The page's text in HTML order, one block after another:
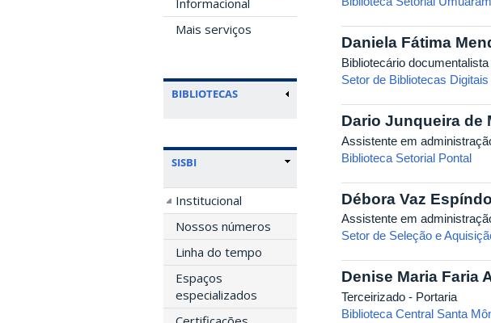
Mais serviços
BIBLIOTECAS
SISBI
Institucional
Nossos números
Linha do tempo
Espaços
especializados
Daniela Fátima
Bibliotecário
Setor de Bibliotecas Digitais
Dario Junqueira de
Assistente em
Biblioteca Setorial Pontal
Débora Vaz
Assistente em
Setor de Seleção e
Denise Maria Faria
Terceirizado - Portaria
Biblioteca Central Santa